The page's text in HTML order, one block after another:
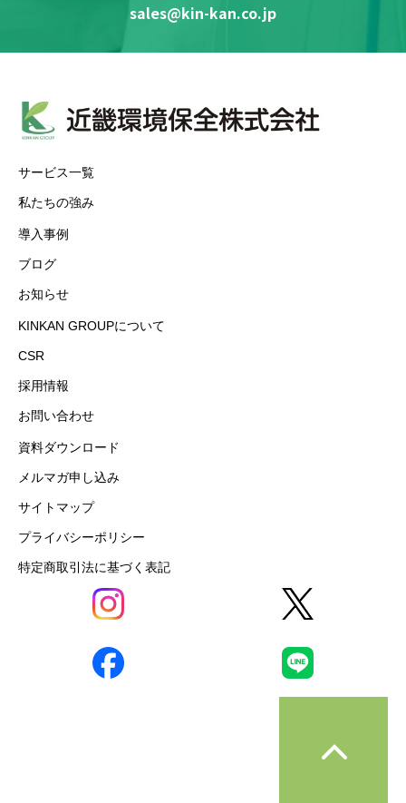
sales@kin-kan.co.jp
サービス一覧
私たちの強み
導入事例
ブログ
お知らせ
KINKAN GROUPについて
CSR
採用情報
お問い合わせ
資料ダウンロード
メルマガ申し込み
サイトマップ
プライバシーポリシー
特定商取引法に基づく表記